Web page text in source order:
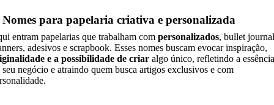
Nomes para papelaria criativa e personalizada
entram papelarias que trabalham com personalizados, bullet
adesivos e scrapbook. Esses nomes buscam evocar inspiração,
e a possibilidade de criar algo único, refletindo a essência
seu negócio e atraindo quem busca artigos exclusivos e com